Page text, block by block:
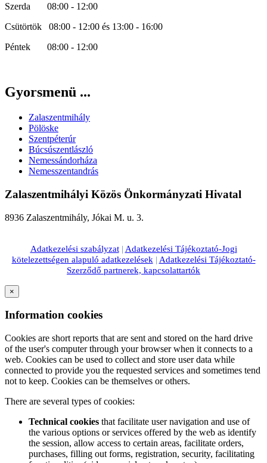
Szerda 08:00 - 12:00
Csütörtök 08:00 - 12:00 és 13:00 - 16:00
Péntek 08:00 - 12:00
Gyorsmenü ...
Zalaszentmihály
Pölöske
Szentpéterúr
Búcsúszentlászló
Nemessándorháza
Nemesszentandrás
Zalaszentmihályi Közös Önkormányzati Hivatal
8936 Zalaszentmihály, Jókai M. u. 3.
Adatkezelési szabályzat| Adatkezelési Tájékoztató-Jogi
kötelezettségen alapuló adatkezelések | Adatkezelési Tájékoztató-
Szerződő partnerek, kapcsolattartók
×
Information cookies
Cookies are short reports that are sent and stored on the hard drive
of the user's computer through your browser when it connects to a
web. Cookies can be used to collect and store user data while
connected to provide you the requested services and sometimes tend
not to keep. Cookies can be themselves or others.
There are several types of cookies:
Technical cookies that facilitate user navigation and use of
the various options or services offered by the web as identify
the session, allow access to certain areas, facilitate orders,
purchases, filling out forms, registration, security, facilitating